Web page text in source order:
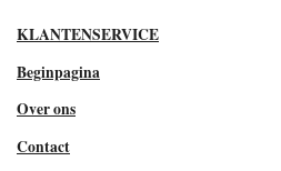
KLANTENSERVICE
Beginpagina
Over ons
Contact